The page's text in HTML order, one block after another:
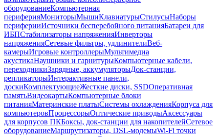
оборудованиеКомпьютерная
периферияМониторыМышиКлавиатурыСтилусыНаборы
периферииИсточники бесперебойного питанияБатареи для
ИБПСтабилизаторы напряженияИнверторы
напряженияСетевые фильтры, удлинителиВеб-
камерыИгровые контроллерыМультимедиа
акустикаНаушники и гарнитурыКомпьютерные кабели,
переходникиЗарядные, аккумуляторыДок-станции,
репликаторыИнтерактивные панели,
доскиКомплектующиеЖесткие диски, SSDОперативная
памятьВидеокартыКомпьютерные блоки
питанияМатеринские платыСистемы охлажденияКорпуса для
компьютеровПроцессорыОптические приводыАксессуары
для корпусов ПКБоксы, док-станции для накопителейСетевое
оборудованиеМаршрутизаторы, DSL-модемыWi-Fi точки